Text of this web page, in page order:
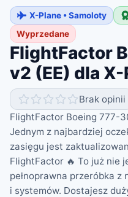
X-Plane • Samoloty
Wyprzedane
FlightFactor
v2 (EE) dla X-
Brak opinii
FlightFactor Boeing 777-
Jednym z najbardziej
zasięgu jest
FlightFactor 🔥 To już nie
pełnoprawna przeróbka z
i systemów. Dostajesz